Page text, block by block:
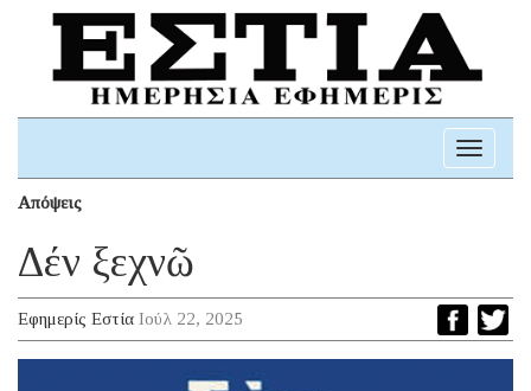
Toggle
Απόψεις
Δέν ξεχνῶ
Εφημερίς Εστία Ιούλ 22, 2025